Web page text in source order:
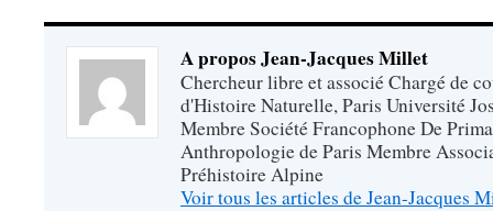
A propos Jean-Jacques Millet
Chercheur libre et associé Chargé de
d'Histoire Naturelle, Paris Université
Membre Société Francophone De
Anthropologie de Paris Membre
Préhistoire Alpine
Voir tous les articles de Jean-Jacques